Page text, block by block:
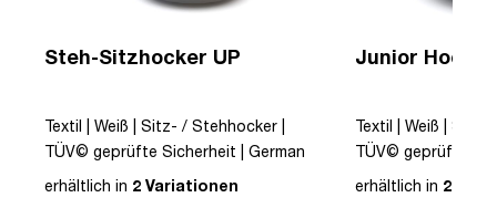
Steh-Sitzhocker UP
Textil | Weiß | Sitz- / Stehhocker |
TÜV© geprüfte Sicherheit | German
Design Award© | Höhenverstellbar |
erhältlich in 2 Variationen
Junior Hocker
Textil | Weiß | Sitz-
TÜV© geprüfte
Design Award© |
erhältlich in 2